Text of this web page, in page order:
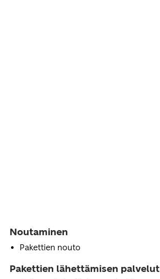
Noutaminen
Pakettien nouto
Pakettien lähettämisen palvelut